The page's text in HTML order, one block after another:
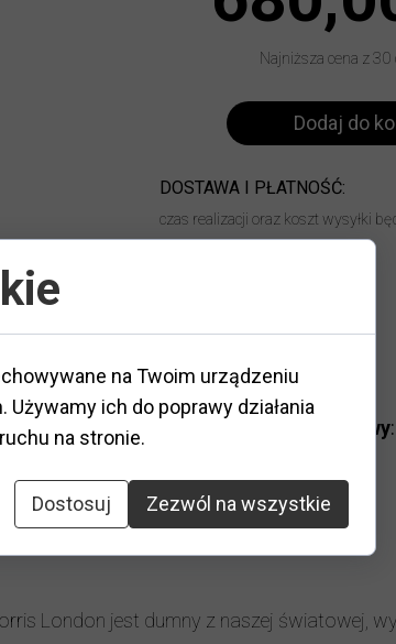
czas realizacji oraz koszt wysyłki
DOSTAWA I PŁATNOŚĆ:
Kolor oprawy:
pełna
Typ oprawy
produktu
Najniższa cena z 30
Dodaj do
London jest dumny z naszej światowej,
na Twoim urządzeniu
ich do poprawy działania
na stronie.
Dostosuj Zezwól na wszystkie